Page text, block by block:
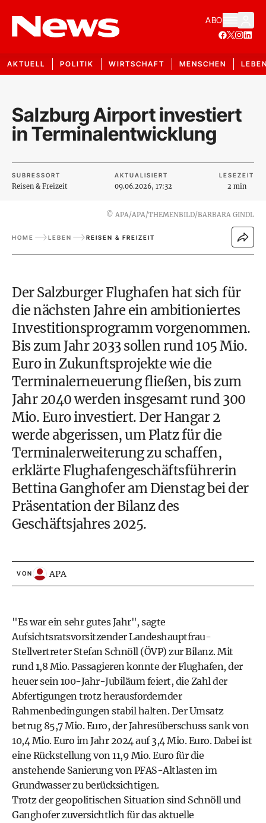
ABO
AKTUELL POLITIK WIRTSCHAFT MENSCHEN
Salzburg Airport investiert
in Terminalentwicklung
SUBRESSORT
Reisen & Freizeit
AKTUALISIERT
09.06.2026, 17:32
LESEZEIT
2 min
© APA/APA/THEMENBILD/BARBARA GINDL
HOME LEBEN REISEN & FREIZEIT
Der Salzburger Flughafen hat sich für
die nächsten Jahre ein ambitioniertes
Investitionsprogramm vorgenommen.
Bis zum Jahr 2033 sollen rund 105 Mio.
Euro in Zukunftsprojekte wie die
Terminalerneuerung fließen, bis zum
Jahr 2040 werden insgesamt rund 300
Mio. Euro investiert. Der Hangar 2
werde abgerissen, um Platz für die
Terminalerweiterung zu schaffen,
erklärte Flughafengeschäftsführerin
Bettina Ganghofer am Dienstag bei der
Präsentation der Bilanz des
Geschäftsjahres 2025.
VON APA
"Es war ein sehr gutes Jahr", sagte
Aufsichtsratsvorsitzender Landeshauptfrau-
Stellvertreter Stefan Schnöll (ÖVP) zur Bilanz. Mit
rund 1,8 Mio. Passagieren konnte der Flughafen, der
heuer sein 100-Jahr-Jubiläum feiert, die Zahl der
Abfertigungen trotz herausfordernder
Rahmenbedingungen stabil halten. Der Umsatz
betrug 85,7 Mio. Euro, der Jahresüberschuss sank von
10,4 Mio. Euro im Jahr 2024 auf 3,4 Mio. Euro. Dabei ist
eine Rückstellung von 11,9 Mio. Euro für die
anstehende Sanierung von PFAS-Altlasten im
Grundwasser zu berücksichtigen.
Trotz der geopolitischen Situation sind Schnöll und
Ganghofer zuversichtlich für das aktuelle